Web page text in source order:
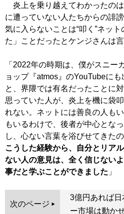
炎上を乗り越えてわかったの
に遭っていない人たちからの誹謗
気に入らないことは“叩く”ネッ
た」ことだったとケンジさんは言
「2022年の時期は、僕がスニー
ョップ『atmos』のYouTubeにも
と、界隈では有名だったことに
思っていた人が、炎上を機に袋
れない。ネットには善良の人も
もいるわけで、後者が中心とな
し、心ない言葉を浴びせてきた
こうした経験から、自分とリア
ない人の意見は、全く信じない
事だと学ぶことができました 」
次のページ
3億円あれば日
ー市場は動か